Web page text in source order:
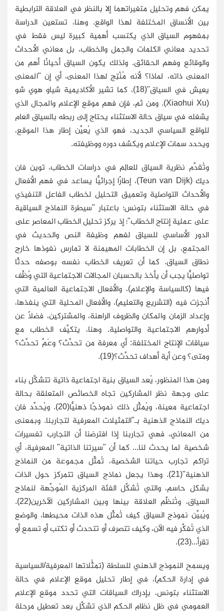
يمكن فهم وتحليل متغيراتهما إلا بالنظر في العلاقة الترابطية
بين الأنساق المختلفة لهذا الواقع. وهنا، تستعين الدراسة
بمفهوم السياق الذي يكتسب أهمية كبيرة ليس فقط في
تحديد معاني الكلمات والجمل والخطاب، بل معاني الأحداث
والوقائع وفهم الحقائق. ولذلك يكون السياق أحيانًا أهم من
المعنى ذاته، لماذا؟ لأنه مُنْتِج لهذا المعنى، أي إن "المعنى
يعيش في السياق"(18)، كما تشير الأكاديمية شياو هوي شو
(
Xiaohui Xu). ومن ثم، فإن فهم موقع الإعلام والمجال الذي
يشغله في سياق حالة الاستثناء يحتاج إلى ربطه بالسياق العام
للواقع السياسي الجديد، فهو الذي يُعيِّن إطار هذا الموقع،
ويحدد سمات الإعلام ويكشف دوره ووظيفته.
وتُقدِّم نظرية السياق للعالِم في دراسات الخطاب، توين فان
ديك (Teun van Dijk)، إطارًا إجرائيًّا يساعد في فهم الأفعال
والأحداث التواصلية وتعميق التحليل لخطاب الفاعل التنفيذي
في حالة الاستثناء بتونس؛ باعتبار "سيطرة النماذج السياقية
على عملية إنتاج الخطاب"؛ إذ يركز تحليل الخطاب المعاصر على
الدور الأساسي للسياق لفهم وظيفة النص والحديث في
المجتمع، بل إن الخطابات المهيمنة لا تمارس نفوذها خارج
نطاق السياق. كما أن تعريف الخطاب نفسه بوصفه حدثًا
تواصليًّا يجب أن يأخذ بالحسبان المجالات الاجتماعية التي وُظِّف
فيها (كالسياسة والإعلام)، والأفعال الاجتماعية العالمية التي
أُنجزت فيه (التشريع والتعليم)، والأفعال المحلية التي ينفذها،
وإعداد الزمان والمكان والظروف الراهنة، والمشتركين، فضلًا عن
أدوارهم الاجتماعية والتواصلية. وهنا، يتكيَّف الخطاب مع
سياقات الإنتاج المختلفة: أي معرفة من تحدَّث؟ وعَمَّ تحدَّث؟
ومتى؟ وعن أية أهداف تحدَّث؟(19).
ومن هذا المنظور، يُعد السياق بنية اجتماعية ذاتية تتشكَّل بناء
على وجهة نظر المشاركين تجاه الخصائص المتعلقة بحالة
اجتماعية معينة، ويُمثِّل ذلك نموذجًا ذهنيًّا(20). ويُحدِّد فان
ديك النماذج الذهنية بـ"التمثيلات المعرفية لتجاربنا. وبمعنى
من المعاني، فهي تجاربنا إذا افترضنا أن التجارب تفسيرات
شخصية لما يحدث لنا... كما أن "سيرتنا الذاتية" المعرفية، أي
تراكم تجارب حياتنا الشخصية، تُمثِّل مجموعة من النماذج
الذهنية"(21). وهذا يجعل نماذج السياق تتمركز حول الذات
بشكل حاسم، والتي تُشكِّل الفئة المركزية المُوجِّهة لنماذج
السياق، وتُنظِّم العلاقة بينها وبين المشاركين الآخرين(22).
ويُبيِّن نموذج السياق كيف تُمثِّل هذه الذات محيطها، والوضع
الذي تُفكِّر فيه الآن، وكيف تتصرف أو تتحدث أو تكتب أو تسمع أو
تقرأ...(23).
ويسمح النموذج الذهني للسلطة (تمثُّلاتها المعرفية/السياسية
في إدارة الحكم)، في إطار تحليل موقع الإعلام في حالة
الاستثناء بتونس، بإدراك السياقات التي تحدد موقع الإعلام
العمومي في ظل نظام الحكم الذي تشكَّل بعد تعطيل مرحلة